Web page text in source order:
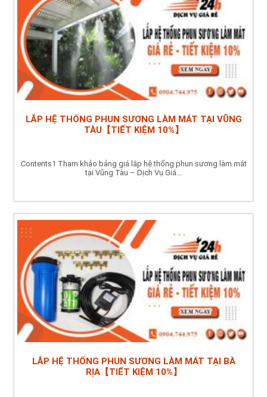
LẮP HỆ THỐNG PHUN SƯƠNG LÀM MÁT TẠI VŨNG
TÀU【TIẾT KIỆM 10%】
Contents1 Tham khảo bảng giá lắp hệ thống phun sương làm mát
tại Vũng Tàu – Dịch Vụ Giá...
LẮP HỆ THỐNG PHUN SƯƠNG LÀM MÁT TẠI BÀ
RỊA【TIẾT KIỆM 10%】